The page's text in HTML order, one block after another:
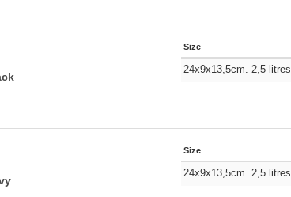
Size
24x9x13,5cm. 2,5 litres
Size
24x9x13,5cm. 2,5 litres